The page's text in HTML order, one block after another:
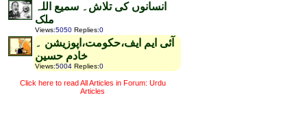
انسانوں کی تلاش۔ سمیع اللہ
ملک
Views:5050 Replies:0
آئی ایم ایف،حکومت،اپوزیشن ۔
خادم حسین
Views:5004 Replies:0
Click here to read All Articles in Forum: Urdu
Articles